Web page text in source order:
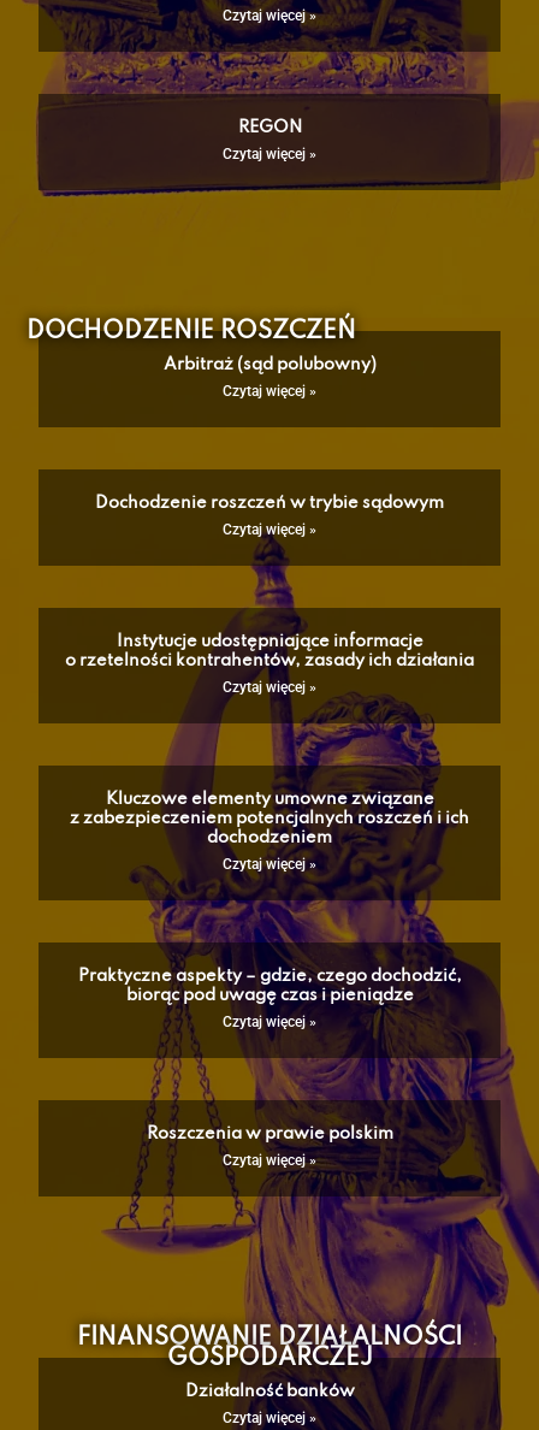
Czytaj więcej »
REGON
Czytaj więcej »
DOCHODZENIE ROSZCZEŃ
Arbitraż (sąd polubowny)
Czytaj więcej »
Dochodzenie roszczeń w trybie sądowym
Czytaj więcej »
Instytucje udostępniające informacje
o rzetelności kontrahentów, zasady ich działania
Czytaj więcej »
Kluczowe elementy umowne związane
z zabezpieczeniem potencjalnych roszczeń i ich
dochodzeniem
Czytaj więcej »
Praktyczne aspekty – gdzie, czego dochodzić,
biorąc pod uwagę czas i pieniądze
Czytaj więcej »
Roszczenia w prawie polskim
Czytaj więcej »
FINANSOWANIE DZIAŁALNOŚCI
GOSPODARCZEJ
Działalność banków
Czytaj więcej »